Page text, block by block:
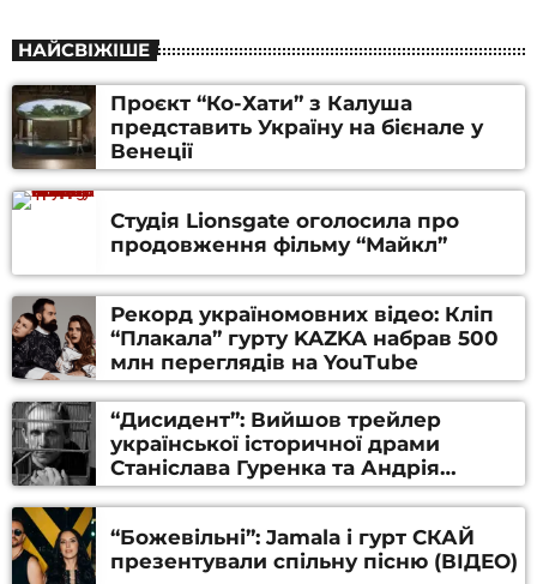
НАЙСВІЖІШЕ
Проєкт “Ко-Хати” з Калуша
представить Україну на бієнале у
Венеції
Студія Lionsgate оголосила про
продовження фільму “Майкл”
Рекорд україномовних відео: Кліп
“Плакала” гурту KAZKA набрав 500
млн переглядів на YouTube
“Дисидент”: Вийшов трейлер
української історичної драми
Станіслава Гуренка та Андрія
Алфьорова (ВІДЕО)
“Божевільні”: Jamala і гурт СКАЙ
презентували спільну пісню (ВІДЕО)